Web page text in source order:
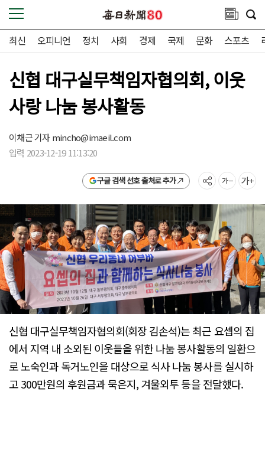
최신 오피니언 정치 사회 경제 국제 문화 스포츠
신협 대구실무책임자협의회, 이웃
사랑 나눔 봉사활동
이채근 기자mincho@imaeil.com
입력 2023-12-19 11:13:20
구글 검색 선호 출처로 추가
신협 대구실무책임자협의회(회장 김손석)는 최근 요셉의 집
에서 지역 내 소외된 이웃들을 위한 나눔 봉사활동의 일환으
로 노숙인과 독거노인을 대상으로 식사 나눔 봉사를 실시하
고 300만원의 후원금과 묵은지, 겨울외투 등을 전달했다.